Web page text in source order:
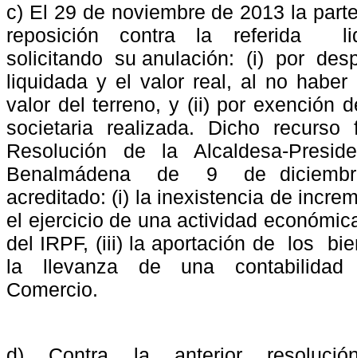
c) El 29 de noviembre de 2013 la
reposición contra la referida
solicitando
su anulación: (i) por
liquidada y el valor real, al no haber
valor del terreno, y (ii) por exención
societaria realizada. Dicho recurso
Resolución
de la
Alcaldesa-
Benalmádena
de 9
de
acreditado: (i) la inexistencia de
el ejercicio de una actividad
del IRPF, (iii) la aportación de
los
la
llevanza de una
contabilidad
Comercio.